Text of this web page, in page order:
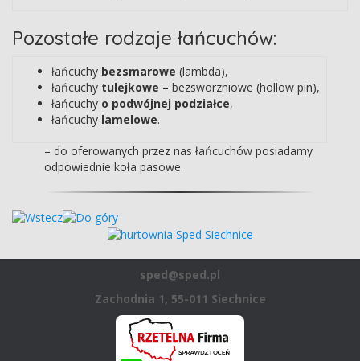
Pozostałe rodzaje łańcuchów:
łańcuchy bezsmarowe (lambda),
łańcuchy tulejkowe – bezsworzniowe (hollow pin),
łańcuchy o podwójnej podziałce,
łańcuchy lamelowe.
– do oferowanych przez nas łańcuchów posiadamy
odpowiednie koła pasowe.
sped@sped.pl
Zachodnia 1, 55-011 Siechnice